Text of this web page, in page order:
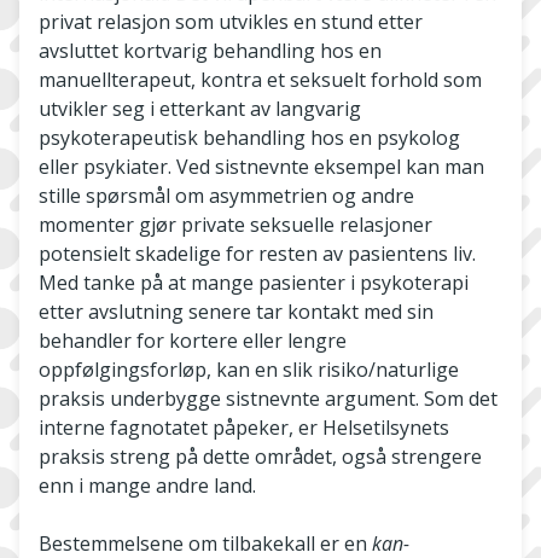
privat relasjon som utvikles en stund etter
avsluttet kortvarig behandling hos en
manuellterapeut, kontra et seksuelt forhold som
utvikler seg i etterkant av langvarig
psykoterapeutisk behandling hos en psykolog
eller psykiater. Ved sistnevnte eksempel kan man
stille spørsmål om asymmetrien og andre
momenter gjør private seksuelle relasjoner
potensielt skadelige for resten av pasientens liv.
Med tanke på at mange pasienter i psykoterapi
etter avslutning senere tar kontakt med sin
behandler for kortere eller lengre
oppfølgingsforløp, kan en slik risiko/naturlige
praksis underbygge sistnevnte argument. Som det
interne fagnotatet påpeker, er Helsetilsynets
praksis streng på dette området, også strengere
enn i mange andre land.
Bestemmelsene om tilbakekall er en kan-